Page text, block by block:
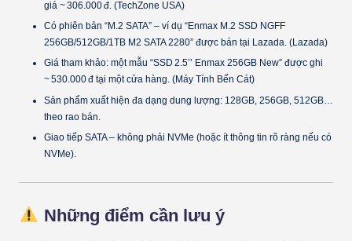
giá ~ 306.000 đ. (TechZone USA)
Có phiên bản “M.2 SATA” – ví dụ “Enmax M.2 SSD NGFF
256GB/512GB/1TB M2 SATA 2280” được bán tại Lazada. (Lazada)
Giá tham khảo: một mẫu “SSD 2.5’’ Enmax 256GB New” được ghi
~ 530.000 đ tại một cửa hàng. (Máy Tính Bến Cát)
Sản phẩm xuất hiện đa dạng dung lượng: 128GB, 256GB, 512GB…
theo rao bán.
Giao tiếp SATA – không phải NVMe (hoặc ít thông tin rõ ràng nếu có
NVMe).
Những điểm cần lưu ý